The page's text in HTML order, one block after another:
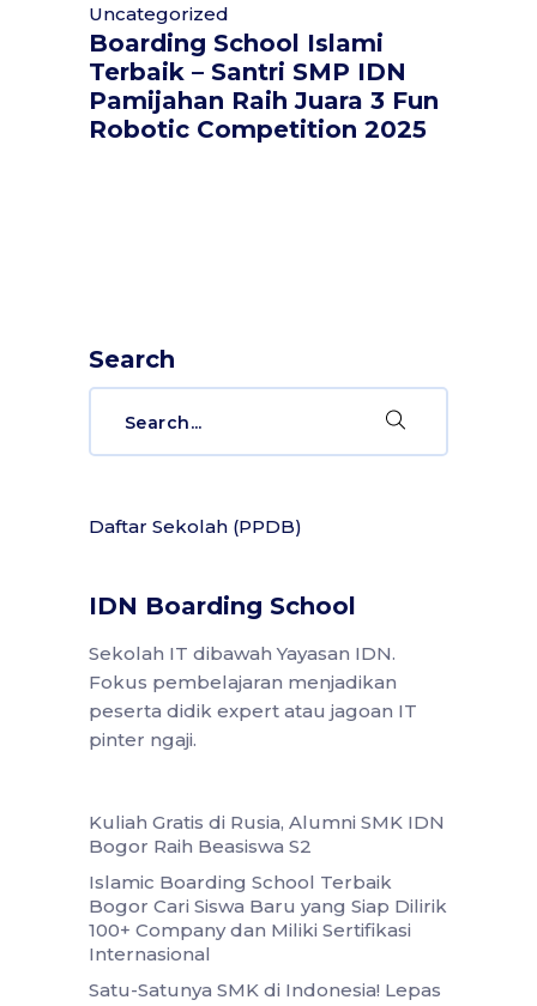
Uncategorized
Boarding School Islami
Terbaik – Santri SMP IDN
Pamijahan Raih Juara 3 Fun
Robotic Competition 2025
Search
Daftar Sekolah (PPDB)
IDN Boarding School
Sekolah IT dibawah Yayasan IDN.
Fokus pembelajaran menjadikan
peserta didik expert atau jagoan IT
pinter ngaji.
Kuliah Gratis di Rusia, Alumni SMK IDN
Bogor Raih Beasiswa S2
Islamic Boarding School Terbaik
Bogor Cari Siswa Baru yang Siap Dilirik
100+ Company dan Miliki Sertifikasi
Internasional
Satu-Satunya SMK di Indonesia! Lepas